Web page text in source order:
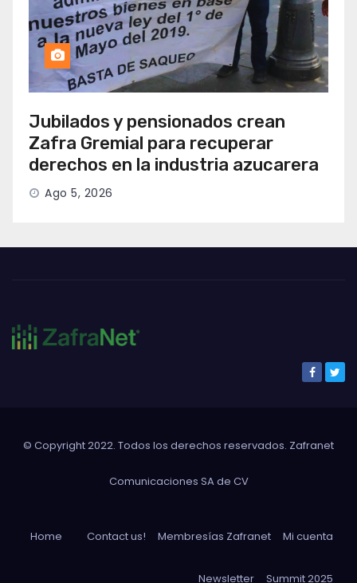
Jubilados y pensionados crean
Zafra Gremial para recuperar
derechos en la industria azucarera
Ago 5, 2026
© Copyright 2022. Todos los derechos reservados. Zafranet
Comunicaciones SA de CV
Home Contact us! Membresías Zafranet Mi cuenta
Newsletter Summit 2025